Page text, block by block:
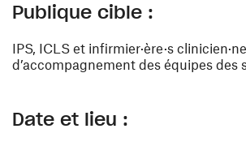
Publique cible :
IPS, ICLS et infirmier·ère·s
d’accompagnement des équipes des
Date et lieu :